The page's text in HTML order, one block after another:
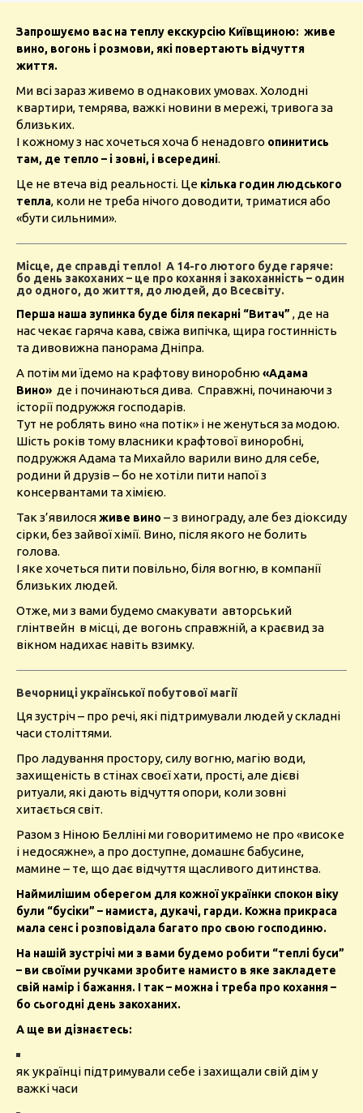
Запрошуємо вас на теплу екскурсію Київщиною: живе
вино, вогонь і розмови, які повертають відчуття
життя.
Ми всі зараз живемо в однакових умовах. Холодні
квартири, темрява, важкі новини в мережі, тривога за
близьких.
І кожному з нас хочеться хоча б ненадовго опинитись
там, де тепло – і зовні, і всередині.
Це не втеча від реальності. Це кілька годин людського
тепла, коли не треба нічого доводити, триматися або
«бути сильними».
Місце, де справді тепло! А 14-го лютого буде гаряче:
бо день закоханих – це про кохання і закоханність – один
до одного, до життя, до людей, до Всесвіту.
Перша наша зупинка буде біля пекарні “Витач” , де на
нас чекає гаряча кава, свіжа випічка, щира гостинність
та дивовижна панорама Дніпра.
А потім ми їдемо на крафтову виноробню «Адама
Вино» де і починаються дива. Справжні, починаючи з
історії подружжя господарів.
Тут не роблять вино «на потік» і не женуться за модою.
Шість років тому власники крафтової виноробні,
подружжя Адама та Михайло варили вино для себе,
родини й друзів – бо не хотіли пити напої з
консервантами та хімією.
Так з’явилосяживе вино – з винограду, але без діоксиду
сірки, без зайвої хімії. Вино, після якого не болить
голова.
І яке хочеться пити повільно, біля вогню, в компанії
близьких людей.
Отже, ми з вами будемо смакувати авторський
глінтвейн в місці, де вогонь справжній, а краєвид за
вікном надихає навіть взимку.
Вечорниці української побутової магії
Ця зустріч – про речі, які підтримували людей у складні
часи століттями.
Про ладування простору, силу вогню, магію води,
захищеність в стінах своєї хати, прості, але дієві
ритуали, які дають відчуття опори, коли зовні
хитається світ.
Разом з Ніною Белліні ми говоритимемо не про «високе
і недосяжне», а про доступне, домашнє бабусине,
мамине – те, що дає відчуття щасливого дитинства.
Наймилішим оберегом для кожної українки спокон віку
були “бусіки” – намиста, дукачі, гарди. Кожна прикраса
мала сенс і розповідала багато про свою господиню.
На нашій зустрічі ми з вами будемо робити “теплі буси”
– ви своїми ручками зробите намисто в яке закладете
свій намір і бажання. І так – можна і треба про кохання –
бо сьогодні день закоханих.
А ще ви дізнаєтесь:
як українці підтримували себе і захищали свій дім у
важкі часи